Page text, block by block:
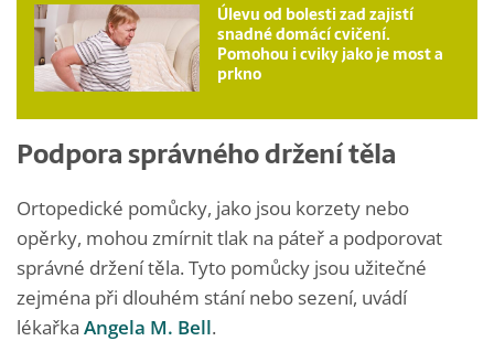
Úlevu od bolesti zad zajistí
snadné domácí cvičení.
Pomohou i cviky jako je most a
prkno
Podpora správného držení těla
Ortopedické pomůcky, jako jsou korzety nebo
opěrky, mohou zmírnit tlak na páteř a podporovat
správné držení těla. Tyto pomůcky jsou užitečné
zejména při dlouhém stání nebo sezení, uvádí
lékařka Angela M. Bell.